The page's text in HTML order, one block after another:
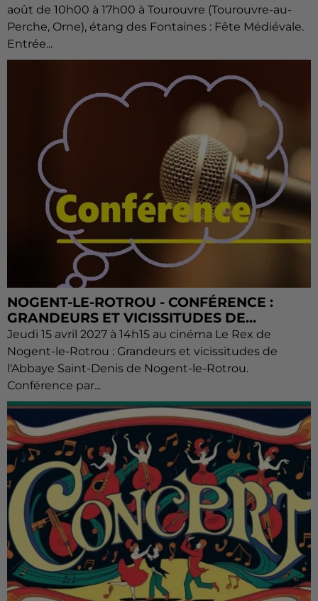
août de 10h00 à 17h00 à Tourouvre (Tourouvre-au-
Perche, Orne), étang des Fontaines : Fête Médiévale.
Entrée...
NOGENT-LE-ROTROU - CONFÉRENCE :
GRANDEURS ET VICISSITUDES DE...
Jeudi 15 avril 2027 à 14h15 au cinéma Le Rex de
Nogent-le-Rotrou : Grandeurs et vicissitudes de
l'Abbaye Saint-Denis de Nogent-le-Rotrou.
Conférence par...